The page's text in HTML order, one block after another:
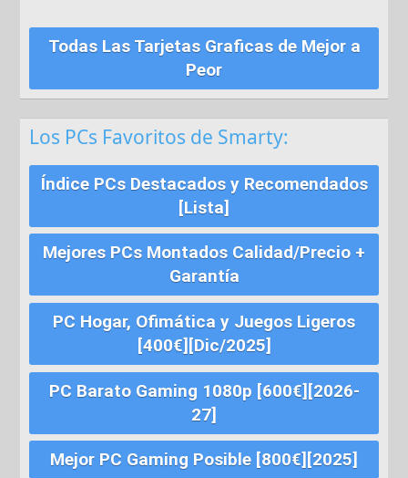
Todas Las Tarjetas Graficas de Mejor a
Peor
Los PCs Favoritos de Smarty:
Índice PCs Destacados y Recomendados
[Lista]
Mejores PCs Montados Calidad/Precio +
Garantía
PC Hogar, Ofimática y Juegos Ligeros
[400€][Dic/2025]
PC Barato Gaming 1080p [600€][2026-
27]
Mejor PC Gaming Posible [800€][2025]